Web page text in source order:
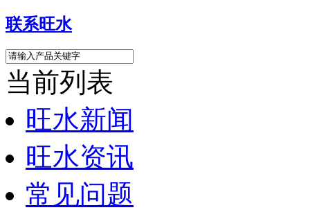
联系旺水
当前列表
旺水新闻
旺水资讯
常见问题